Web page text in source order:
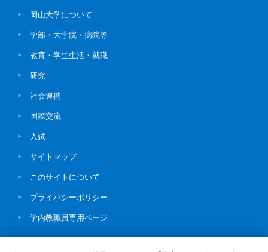
岡山大学について
学部・大学院・病院等
教育・学生生活・就職
研究
社会連携
国際交流
入試
サイトマップ
このサイトについて
プライバシーポリシー
学内教職員専用ページ